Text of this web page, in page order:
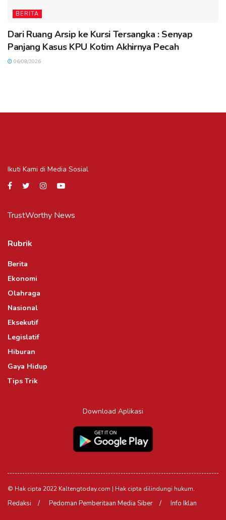
BERITA
Dari Ruang Arsip ke Kursi Tersangka : Senyap
Panjang Kasus KPU Kotim Akhirnya Pecah
06/08/2026
Ikuti Kami di Media Sosial
TrustWorthy News
Rubrik
Berita
Ekonomi
Olahraga
Nasional
Eksekutif
Legislatif
Hiburan
Gaya Hidup
Tips Trik
Download Aplikasi
© Hak cipta 2022 Kaltengtoday.com | Hak cipta dilindungi hukum.
Redaksi Pedoman Pemberitaan Media Siber Info Iklan